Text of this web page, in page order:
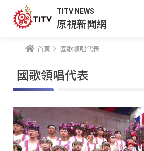
TITV NEWS
原視新聞網
首頁 國歌領唱代表
國歌領唱代表